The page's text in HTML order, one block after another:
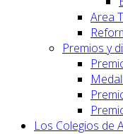
Area
Premios y
Los Colegios de